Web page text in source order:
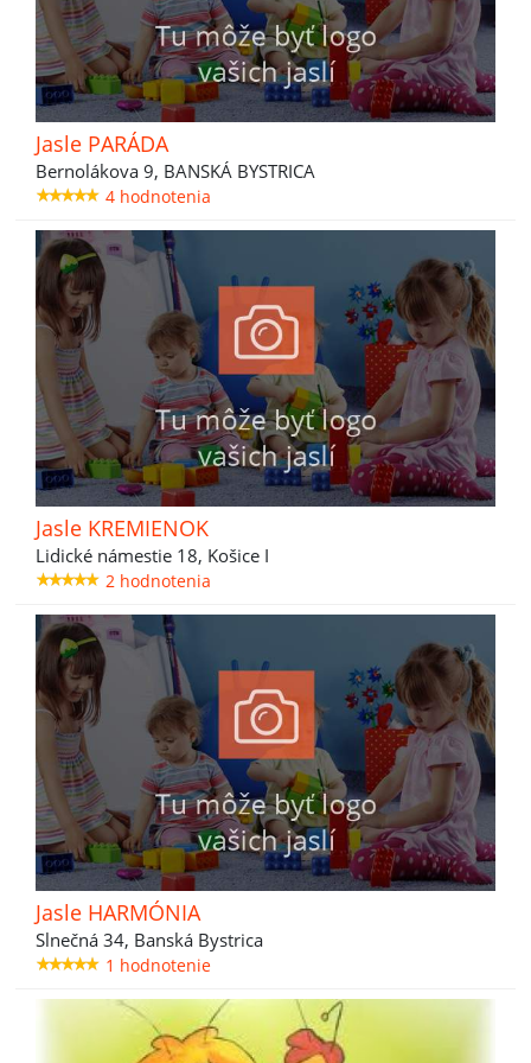
Jasle PARÁDA
Bernolákova 9, BANSKÁ BYSTRICA
4 hodnotenia
Jasle KREMIENOK
Lidické námestie 18, Košice I
2 hodnotenia
Jasle HARMÓNIA
Slnečná 34, Banská Bystrica
1 hodnotenie